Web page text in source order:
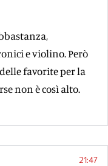
e violino. Però
favorite per la
non è così alto.
21:47